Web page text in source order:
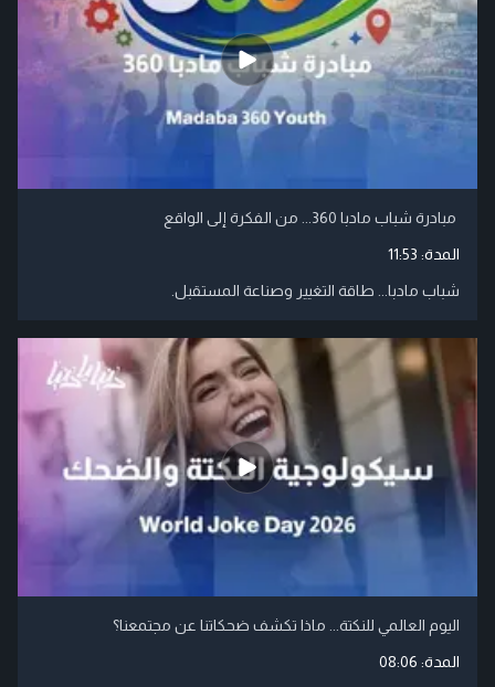
مبادرة شباب مادبا 360... من الفكرة إلى الواقع
المدة: 11:53
شباب مادبا... طاقة التغيير وصناعة المستقبل.
اليوم العالمي للنكتة... ماذا تكشف ضحكاتنا عن مجتمعنا؟
المدة: 08:06